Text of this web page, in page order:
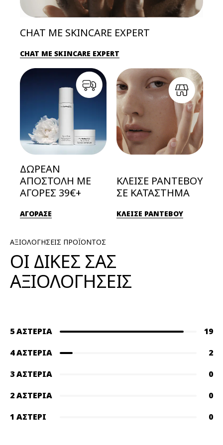
CHAT ΜΕ SKINCARE EXPERT
CHAT ΜΕ SKINCARE EXPERT
ΔΩΡΕΑΝ
ΑΠΟΣΤΟΛΗ ΜΕ
ΑΓΟΡΕΣ 39€+
ΑΓΟΡΑΣΕ
ΚΛΕΙΣΕ ΡΑΝΤΕΒΟΥ
ΣΕ ΚΑΤΑΣΤΗΜΑ
ΚΛΕΙΣΕ ΡΑΝΤΕΒΟΥ
ΑΞΙΟΛΟΓΗΣΕΙΣ ΠΡΟΪΟΝΤΟΣ
ΟΙ ΔΙΚΕΣ ΣΑΣ
ΑΞΙΟΛΟΓΗΣΕΙΣ
5 ΑΣΤΈΡΙΑ
19
4 ΑΣΤΈΡΙΑ
2
3 ΑΣΤΈΡΙΑ
0
2 ΑΣΤΈΡΙΑ
0
1 ΑΣΤΈΡΙ
0